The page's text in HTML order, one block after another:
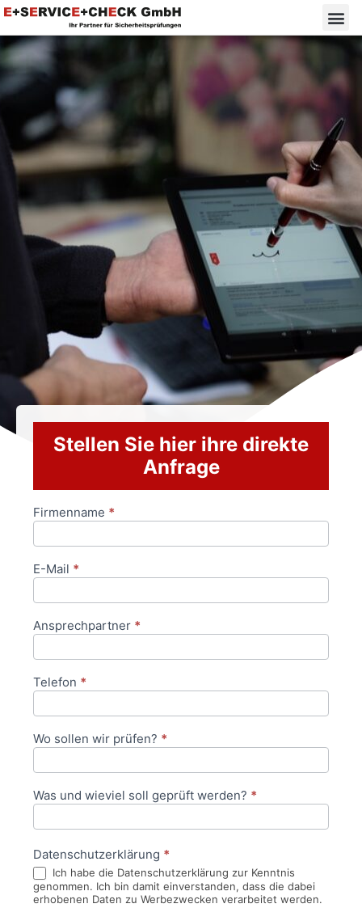
Stellen Sie hier ihre direkte
Anfrage
Anfrageformular
Firmenname *
E-Mail *
Ansprechpartner *
Telefon *
Wo sollen wir prüfen? *
Was und wieviel soll geprüft werden? *
Datenschutzerklärung *
Ich habe die Datenschutzerklärung zur Kenntnis
genommen. Ich bin damit einverstanden, dass die dabei
erhobenen Daten zu Werbezwecken verarbeitet werden.